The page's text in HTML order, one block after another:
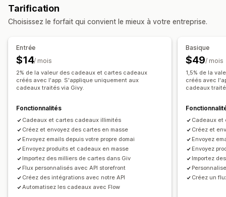
Personnalisation
Montants personnalisés
Design personnalisé
Page du solde
Date d’expiration
Rappels
Importation de carte-cadeau
Options de livraison
Envoi groupé Date personnalisée
Messages vidéo
Importations de fichiers
Design personnalisé Code personnalisé
Tarification
Choisissez le forfait qui convient le mieux à votre entreprise.
Entrée
$14/ mois
2% de la valeur des cadeaux et cartes cadeaux
créés avec l'app. S'applique uniquement aux
cadeaux traités via Givy.
Fonctionnalités
Cadeaux et cartes cadeaux illimités
Créez et envoyez des cartes en masse
Envoyez emails depuis votre propre domai
Envoyez produits et cadeaux en masse
Importez des milliers de cartes dans Giv
Flux personnalisés avec API storefront
Créez des intégrations avec notre API
Automatisez les cadeaux avec Flow
Basique
$49/ mois
1,5% de la
créés avec
cadeaux
Cadeaux et
Créez et
Envoyez
Envoyez
Importez
Créez un